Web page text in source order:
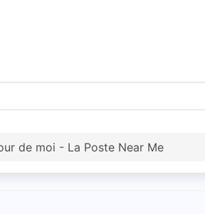
de moi - La Poste Near Me